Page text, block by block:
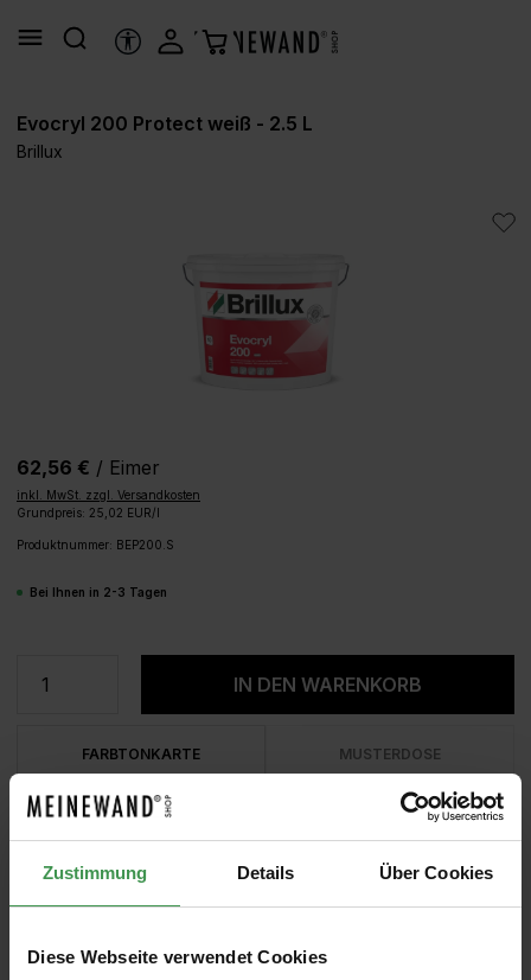
Zustimmung Details Über Cookies
Diese Webseite verwendet Cookies
springen
HILFSTOOLS
Evocryl 200 Protect weiß - 2.5 L
Brillux
62,56 € / Eimer
inkl. MwSt. zzgl. Versandkosten
Grundpreis: 25,02 EUR/l
Produktnummer: BEP200.S
Bei Ihnen in 2-3 Tagen
Produkt Anzahl: Gib den gewünschten
IN DEN WARENKORB
FARBTONKARTE MUSTERDOSE